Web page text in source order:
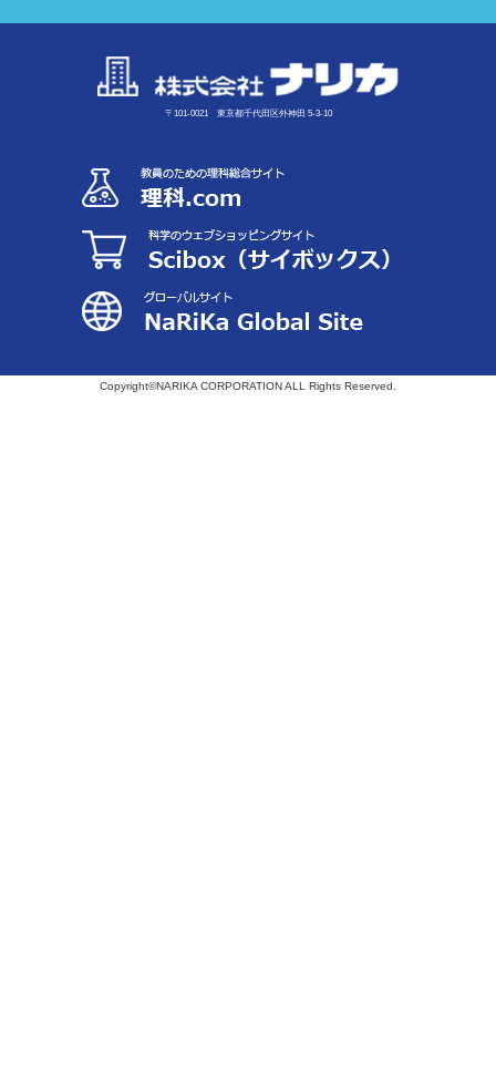
〒101-0021 東京都千代田区外神田 5-3-10
Copyright©NARIKA CORPORATION ALL Rights Reserved.